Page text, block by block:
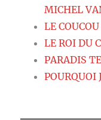
MICHEL
LE
LE ROI DU
PARADIS
POURQUOI